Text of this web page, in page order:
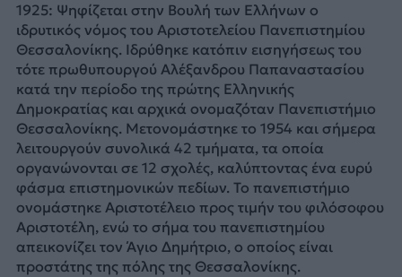
1925: Ψηφίζεται στην Βουλή των Ελλήνων ο
ιδρυτικός νόμος του Αριστοτελείου Πανεπιστημίου
Θεσσαλονίκης. Ιδρύθηκε κατόπιν εισηγήσεως του
τότε πρωθυπουργού Αλέξανδρου Παπαναστασίου
κατά την περίοδο της πρώτης Ελληνικής
Δημοκρατίας και αρχικά ονομαζόταν Πανεπιστήμιο
Θεσσαλονίκης. Μετονομάστηκε το 1954 και σήμερα
λειτουργούν συνολικά 42 τμήματα, τα οποία
οργανώνονται σε 12 σχολές, καλύπτοντας ένα ευρύ
φάσμα επιστημονικών πεδίων. Το πανεπιστήμιο
ονομάστηκε Αριστοτέλειο προς τιμήν του φιλόσοφου
Αριστοτέλη, ενώ το σήμα του πανεπιστημίου
απεικονίζει τον Άγιο Δημήτριο, ο οποίος είναι
προστάτης της πόλης της Θεσσαλονίκης.